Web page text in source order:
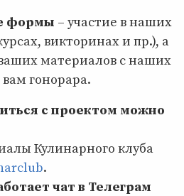
формы – участие в наших
викторинах и пр.), а
материалов с наших
гонорара.
с проектом можно
Кулинарного клуба
.
чат в Телеграм